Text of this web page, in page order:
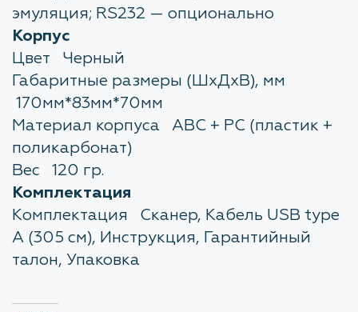
эмуляция; RS232 — опционально
Корпус
Цвет Черный
Габаритные размеры (ШхДхВ), мм
170мм*83мм*70мм
Материал корпуса ABC + PC (пластик +
поликарбонат)
Вес 120 гр.
Комплектация
Комплектация Сканер, Кабель USB type
A (305 см), Инструкция, Гарантийный
талон, Упаковка